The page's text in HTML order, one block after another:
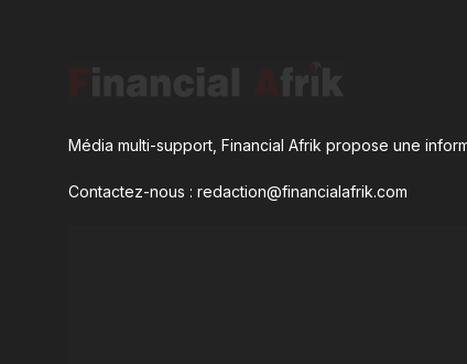
Média multi-support, Financial Afrik propose une
Contactez-nous : redaction@financialafrik.com